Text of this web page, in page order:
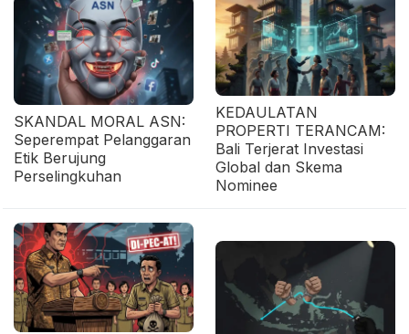
SKANDAL MORAL ASN:
Seperempat Pelanggaran
Etik Berujung
Perselingkuhan
KEDAULATAN
PROPERTI TERANCAM:
Bali Terjerat Investasi
Global dan Skema
Nominee